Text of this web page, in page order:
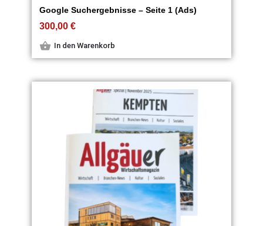
Google Suchergebnisse – Seite 1 (Ads)
300,00€
In den Warenkorb